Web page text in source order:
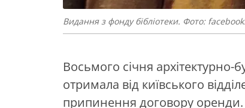
Видання з фонду бібліотеки. Фото:
Восьмого січня архітектурно-
отримала від київського
припинення договору оренди.